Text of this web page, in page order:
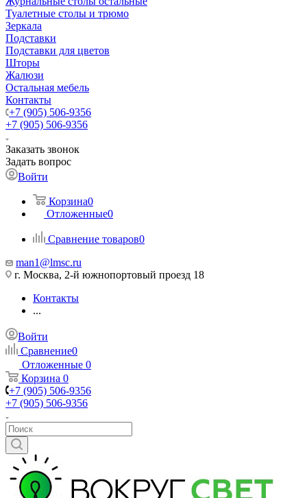
Туалетные столы и трюмо
Зеркала
Подставки
Подставки для цветов
Шторы
Жалюзи
Остальная мебель
Контакты
+7 (905) 506-9356
+7 (905) 506-9356
Заказать звонок
Задать вопрос
Войти
Корзина0
Отложенные0
Сравнение товаров0
man1@lmsc.ru
г. Москва, 2-й южнопортовый проезд 18
Контакты
...
Войти
Сравнение0
Отложенные 0
Корзина 0
+7 (905) 506-9356
+7 (905) 506-9356